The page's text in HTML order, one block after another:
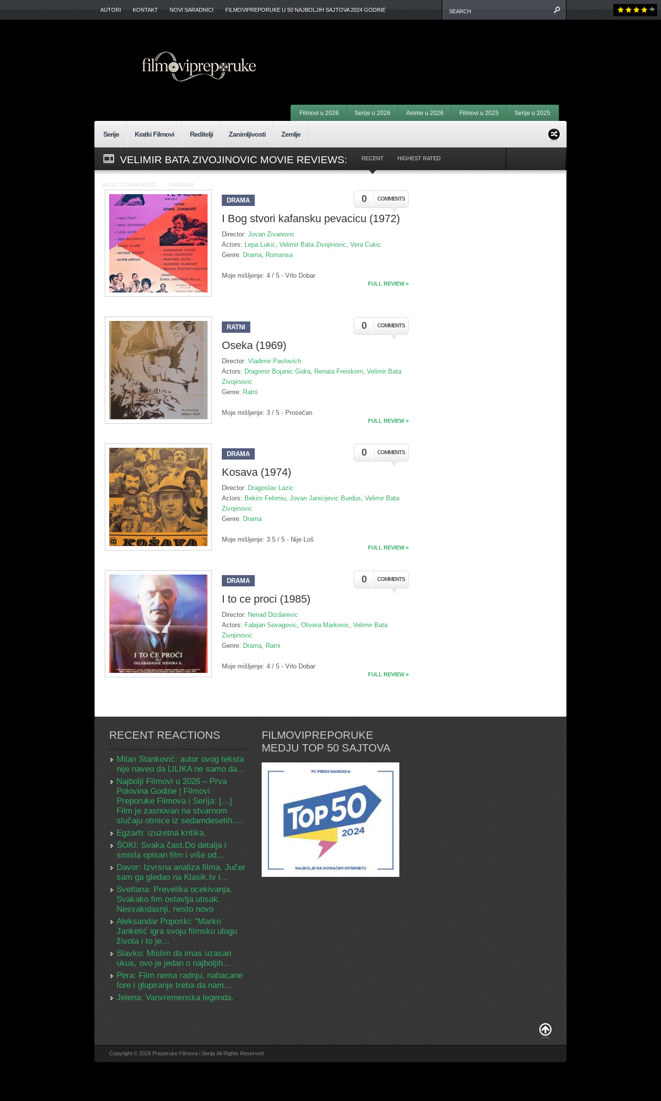
AUTORI KONTAKT NOVI SARADNICI FILMOVIPREPORUKE U 50 NAJBOLJIH SAJTOVA 2024 GODINE
Filmovi u 2026 Serije u 2026 Anime u 2026 Filmovi u 2025 Serije u 2025
Serije Kratki Filmovi Reditelji Zanimljivosti Zemlje
VELIMIR BATA ZIVOJINOVIC MOVIE REVIEWS: RECENT HIGHEST RATED
MOST COMMENTED RANDOM
0 COMMENTS
DRAMA
I Bog stvori kafansku pevacicu (1972)
Director: Jovan Zivanovic
Actors: Lepa Lukic, Velimir Bata Zivojinovic, Vera Cukic
Genre: Drama, Romansa
Moje mišljenje: 4 / 5 - Vrlo Dobar
FULL REVIEW »
0 COMMENTS
RATNI
Oseka (1969)
Director: Vladimir Pavlovich
Actors: Dragomir Bojanic Gidra, Renata Freiskorn, Velimir Bata
Zivojinovic
Genre: Ratni
Moje mišljenje: 3 / 5 - Prosečan
FULL REVIEW »
0 COMMENTS
DRAMA
Kosava (1974)
Director: Dragoslav Lazic
Actors: Bekim Fehmiu, Jovan Janicijevic Burdus, Velimir Bata
Zivojinovic
Genre: Drama
Moje mišljenje: 3.5 / 5 - Nije Loš
FULL REVIEW »
0 COMMENTS
DRAMA
I to ce proci (1985)
Director: Nenad Dizdarevic
Actors: Fabijan Sovagovic, Olivera Markovic, Velimir Bata
Zivojinovic
Genre: Drama, Ratni
Moje mišljenje: 4 / 5 - Vrlo Dobar
FULL REVIEW »
RECENT REACTIONS
Milan Stanković: autor ovog teksta
nije naveo da LILIKA ne samo da…
Najbolji FIlmovi u 2026 – Prva
Polovina Godine | Filmovi
Preporuke Filmova i Serija: […]
Film je zasnovan na stvarnom
slučaju otmice iz sedamdesetih.…
Egzarh: izuzetna kritika.
ŠOKI: Svaka čast.Do detalja i
smisla opisan film i više od…
Davor: Izvrsna analiza filma. Jučer
sam ga gledao na Klasik.tv i…
Svetlana: Prevelika ocekivanja.
Svakako fim ostavlja utisak.
Nesvakidasnji, nesto novo
Aleksandar Poposki: "Marko
Janketić igra svoju filmsku ulogu
života i to je…
Slavko: Mislim da imas uzasan
ukus, ovo je jedan o najboljih…
Pera: Film nema radnju, nabacane
fore i glupiranje treba da nam…
Jelena: Vanvremenska legenda.
FILMOVIPREPORUKE
MEDJU TOP 50 SAJTOVA
Copyright © 2026 Preporuke Filmova i Serija All Rights Reserved.